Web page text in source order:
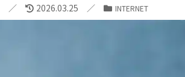
2026.03.25 INTERNET